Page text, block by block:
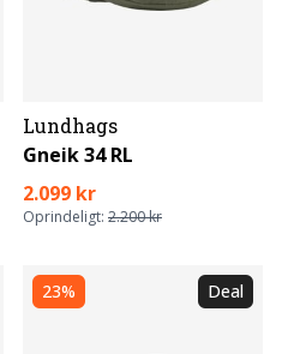
Lundhags
Gneik 34 RL
2.099 kr
Oprindeligt: 2.200 kr
23% Deal